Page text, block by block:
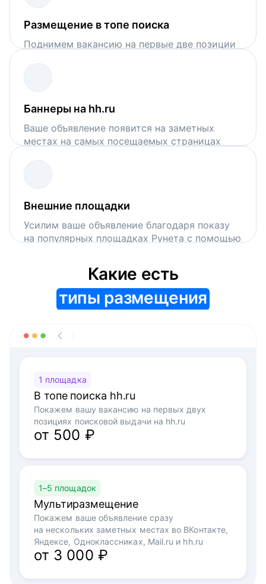
Размещение в топе поиска
Поднимем вакансию на первые две позиции
Баннеры на hh.ru
Ваше объявление появится на заметных
местах на самых посещаемых страницах
Внешние площадки
Усилим ваше объявление благодаря показу
на популярных площадках Рунета с помощью
типы размещения
1 площадка
В топе поиска hh.ru
Покажем вашу вакансию на первых двух
позициях поисковой выдачи на hh.ru
от 500 ₽
1–5 площадок
Мультиразмещение
Покажем ваше объявление сразу
на нескольких заметных местах во ВКонтакте,
Яндексе, Одноклассниках, Mail.ru и hh.ru
от 3 000 ₽